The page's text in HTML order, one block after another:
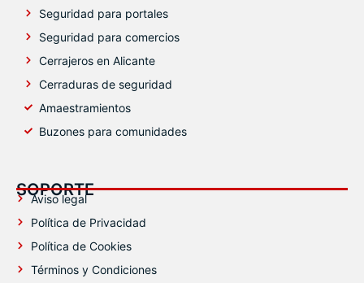
Seguridad para portales
Seguridad para comercios
Cerrajeros en Alicante
Cerraduras de seguridad
Amaestramientos
Buzones para comunidades
SOPORTE
Aviso legal
Política de Privacidad
Política de Cookies
Términos y Condiciones